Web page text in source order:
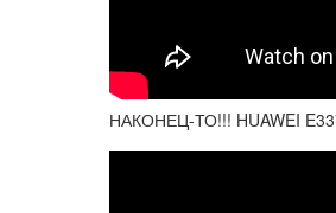
НАКОНЕЦ-ТО!!! HUAWEI